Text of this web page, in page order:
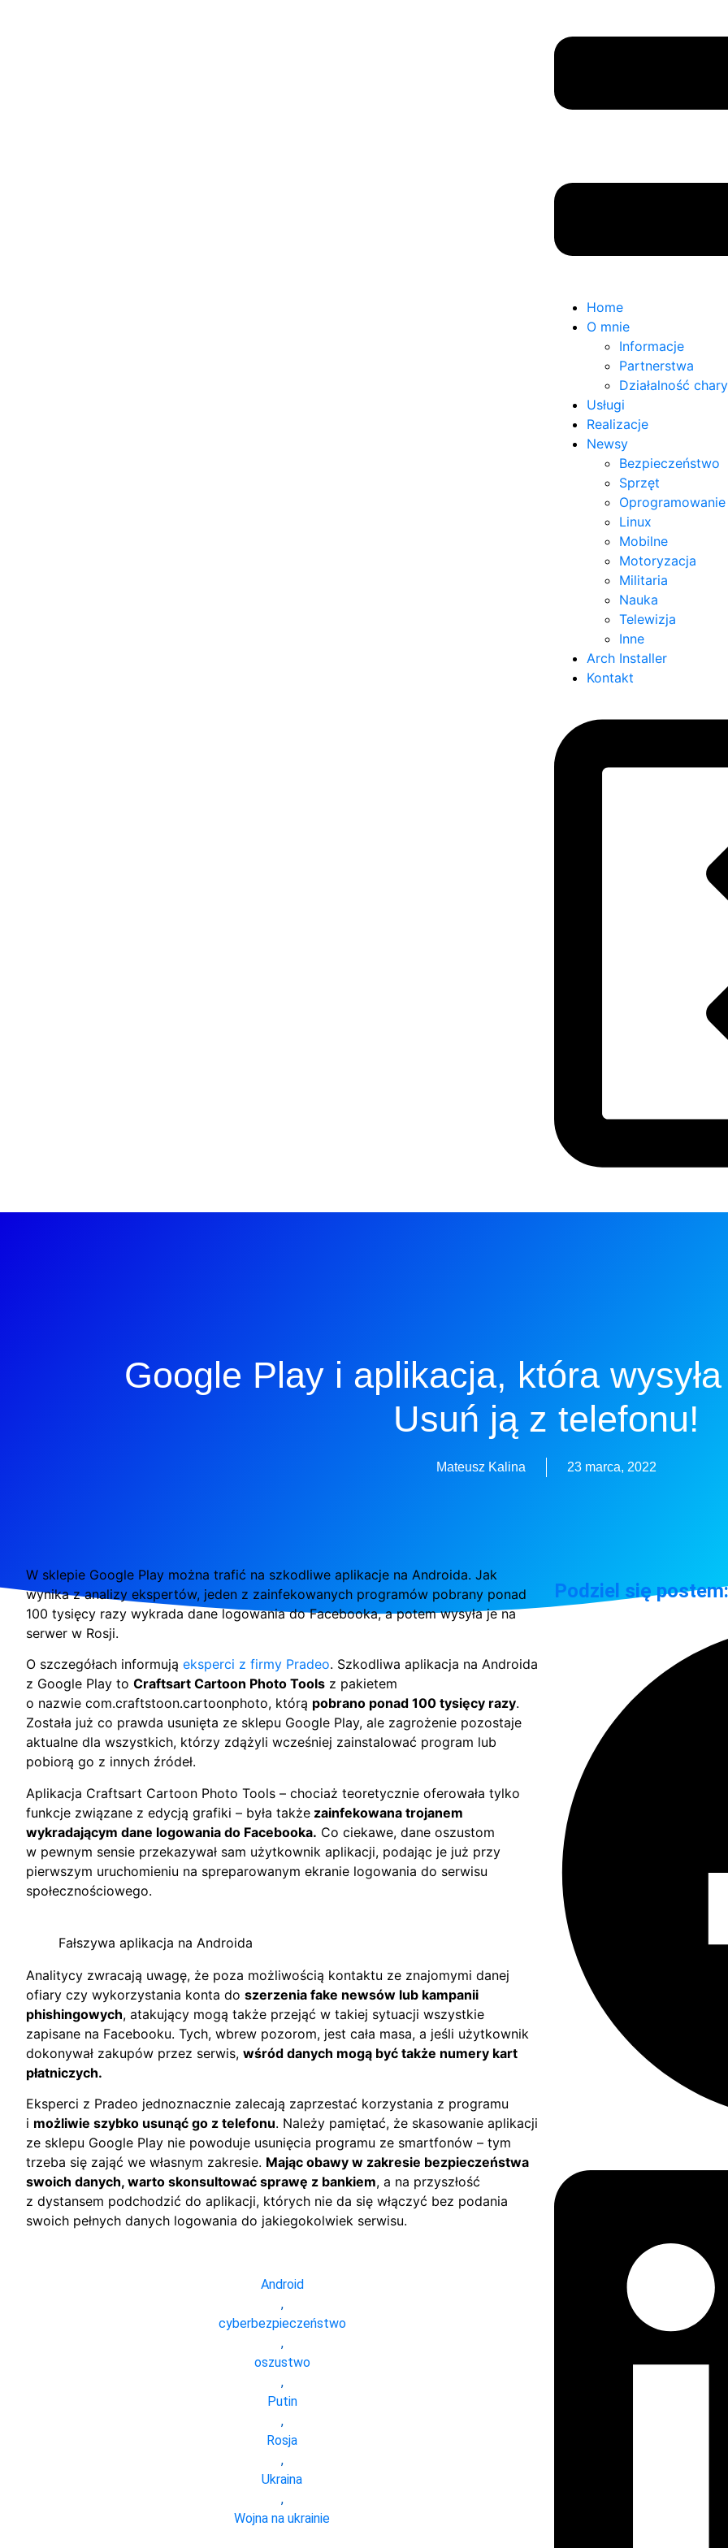
Home
O mnie
Informacje
Partnerstwa
Działalność
Usługi
Realizacje
Newsy
Bezpieczeństwo
Sprzęt
Oprogramowanie
Linux
Mobilne
Motoryzacja
Militaria
Nauka
Telewizja
Inne
Arch Installer
Kontakt
Google Play i aplikacja, która
Usuń ją z telefonu!
Mateusz Kalina 23 marca, 2022
W sklepie Google Play można trafić na szkodliwe aplikacje na Androida. Jak
wynika z analizy ekspertów, jeden z zainfekowanych programów pobrany ponad
100 tysięcy razy wykrada dane logowania do Facebooka, a potem wysyła je na
serwer w Rosji.
O szczegółach informują eksperci z firmy Pradeo. Szkodliwa aplikacja na Androida
z Google Play to Craftsart Cartoon Photo Tools z pakietem
o nazwie com.craftstoon.cartoonphoto, którą pobrano ponad 100 tysięcy razy.
Została już co prawda usunięta ze sklepu Google Play, ale zagrożenie pozostaje
aktualne dla wszystkich, którzy zdążyli wcześniej zainstalować program lub
pobiorą go z innych źródeł.
Aplikacja Craftsart Cartoon Photo Tools – chociaż teoretycznie oferowała tylko
funkcje związane z edycją grafiki – była także zainfekowana trojanem
wykradającym dane logowania do Facebooka. Co ciekawe, dane oszustom
w pewnym sensie przekazywał sam użytkownik aplikacji, podając je już przy
pierwszym uruchomieniu na spreparowanym ekranie logowania do serwisu
społecznościowego.
Fałszywa aplikacja na Androida
Analitycy zwracają uwagę, że poza możliwością kontaktu ze znajomymi danej
ofiary czy wykorzystania konta do szerzenia fake newsów lub kampanii
phishingowych, atakujący mogą także przejąć w takiej sytuacji wszystkie
zapisane na Facebooku. Tych, wbrew pozorom, jest cała masa, a jeśli użytkownik
dokonywał zakupów przez serwis, wśród danych mogą być także numery kart
płatniczych.
Eksperci z Pradeo jednoznacznie zalecają zaprzestać korzystania z programu
i możliwie szybko usunąć go z telefonu. Należy pamiętać, że skasowanie aplikacji
ze sklepu Google Play nie powoduje usunięcia programu ze smartfonów – tym
trzeba się zająć we własnym zakresie. Mając obawy w zakresie bezpieczeństwa
swoich danych, warto skonsultować sprawę z bankiem, a na przyszłość
z dystansem podchodzić do aplikacji, których nie da się włączyć bez podania
swoich pełnych danych logowania do jakiegokolwiek serwisu.
Android
,
cyberbezpieczeństwo
,
oszustwo
,
Putin
,
Rosja
,
Ukraina
,
Wojna na ukrainie
Podziel się postem: